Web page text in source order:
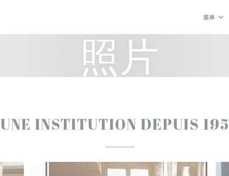
菜单
照片
UNE INSTITUTION DEPUIS